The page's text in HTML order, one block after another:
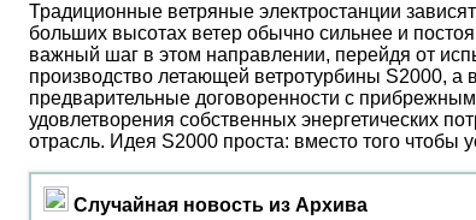
Традиционные ветряные электростанции
больших высотах ветер обычно сильнее и
важный шаг в этом направлении, перейдя от
производство летающей ветротурбины S2000, а
предварительные договоренности с
удовлетворения собственных энергетических
отрасль. Идея S2000 проста: вместо того чтобы
Случайная новость из Архива